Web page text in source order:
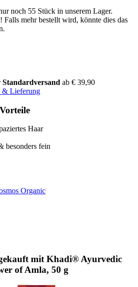
noch 55 Stück in unserem Lager.
Falls mehr bestellt wird, könnte dies das
Standardversand ab € 39,90
& Lieferung
Haar
besonders fein
Organic
mit Khadi® Ayurvedic
of Amla, 50 g